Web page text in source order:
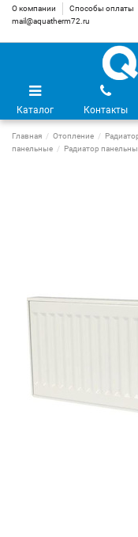
О компании Способы оплаты
mail@aquatherm72.ru
Каталог Контакты
Главная Отопление
панельные
Радиатор